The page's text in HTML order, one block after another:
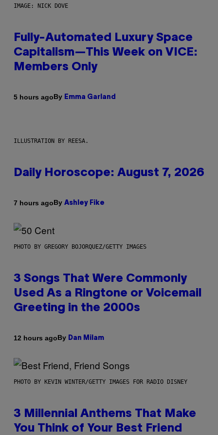
IMAGE: NICK DOVE
Fully-Automated Luxury Space
Capitalism—This Week on VICE:
Members Only
5 hours agoBy Emma Garland
ILLUSTRATION BY REESA.
Daily Horoscope: August 7, 2026
7 hours agoBy Ashley Fike
PHOTO BY GREGORY BOJORQUEZ/GETTY IMAGES
3 Songs That Were Commonly
Used As a Ringtone or Voicemail
Greeting in the 2000s
12 hours agoBy Dan Milam
PHOTO BY KEVIN WINTER/GETTY IMAGES FOR RADIO DISNEY
3 Millennial Anthems That Make
You Think of Your Best Friend